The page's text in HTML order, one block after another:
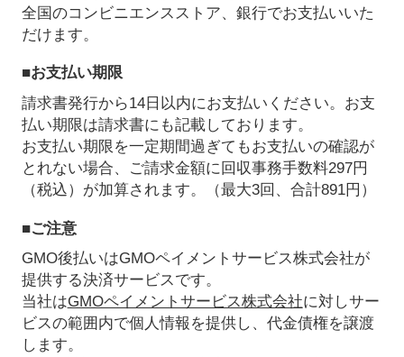
全国のコンビニエンスストア、銀行でお支払いいた
だけます。
■お支払い期限
請求書発行から14日以内にお支払いください。お支
払い期限は請求書にも記載しております。
お支払い期限を一定期間過ぎてもお支払いの確認が
とれない場合、ご請求金額に回収事務手数料297円
（税込）が加算されます。（最大3回、合計891円）
■ご注意
GMO後払いはGMOペイメントサービス株式会社が
提供する決済サービスです。
当社はGMOペイメントサービス株式会社に対しサー
ビスの範囲内で個人情報を提供し、代金債権を譲渡
します。